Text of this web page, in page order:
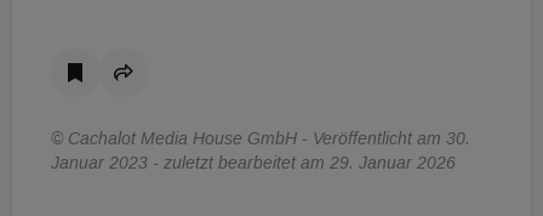
© Cachalot Media House GmbH - Veröffentlicht am 30.
Januar 2023 - zuletzt bearbeitet am 29. Januar 2026